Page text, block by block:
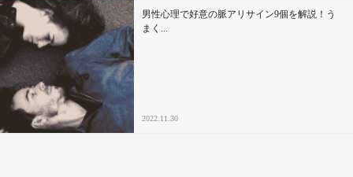
男性心理で好意の脈アリサイン9個を解説！う
まく...
2022.11.30